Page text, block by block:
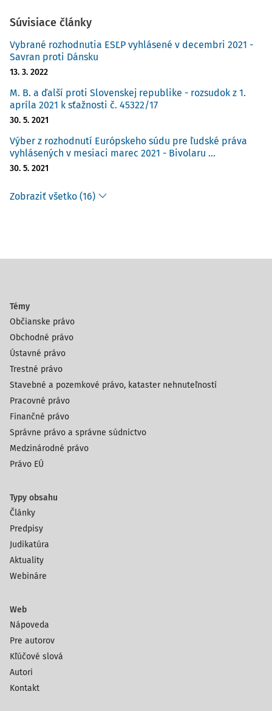
Súvisiace články
Vybrané rozhodnutia ESĽP vyhlásené v decembri 2021 -
Savran proti Dánsku
13. 3. 2022
M. B. a ďalší proti Slovenskej republike - rozsudok z 1.
apríla 2021 k sťažnosti č. 45322/17
30. 5. 2021
Výber z rozhodnutí Európskeho súdu pre ľudské práva
vyhlásených v mesiaci marec 2021 - Bivolaru ...
30. 5. 2021
Zobraziť všetko (16)
Témy
Občianske právo
Obchodné právo
Ústavné právo
Trestné právo
Stavebné a pozemkové právo, kataster nehnuteľností
Pracovné právo
Finančné právo
Správne právo a správne súdnictvo
Medzinárodné právo
Právo EÚ
Typy obsahu
Články
Predpisy
Judikatúra
Aktuality
Webináre
Web
Nápoveda
Pre autorov
Kľúčové slová
Autori
Kontakt